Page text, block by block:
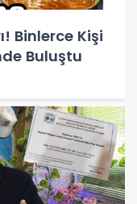
Binlerce Kişi
Buluştu